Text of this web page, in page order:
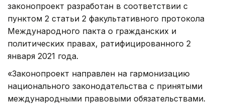
законопроект разработан в соответствии с
пунктом 2 статьи 2 факультативного протокола
Международного пакта о гражданских и
политических правах, ратифицированного 2
января 2021 года.
«Законопроект направлен на гармонизацию
национального законодательства с принятыми
международными правовыми обязательствами.